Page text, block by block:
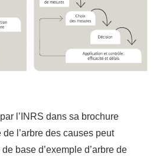
l’INRS dans sa brochure
l’arbre des causes peut
base d’exemple d’arbre de